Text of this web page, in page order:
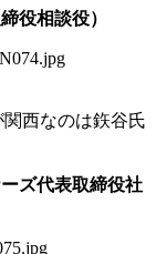
役相談役）
西なのは鉃谷氏
ズ代表取締役社